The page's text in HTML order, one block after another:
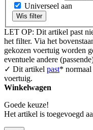
Universeel aan
Wis filter
LET OP: Dit artikel past
het filter. Via het
gekozen voertuig worden
eventuele andere
✓ Dit artikel past* normaal
voertuig.
Winkelwagen
Goede keuze!
Het artikel is toegevoegd